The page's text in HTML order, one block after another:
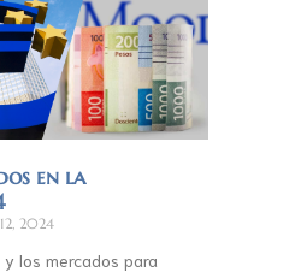
en la
2024
los mercados para